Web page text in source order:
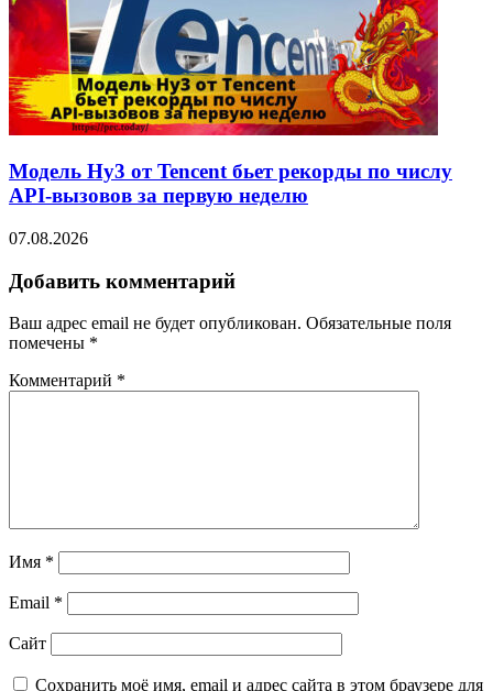
Модель Hy3 от Tencent бьет рекорды по числу
API-вызовов за первую неделю
07.08.2026
Добавить комментарий
Ваш адрес email не будет опубликован. Обязательные поля
помечены *
Комментарий *
Имя *
Email *
Сайт
Сохранить моё имя, email и адрес сайта в этом браузере для